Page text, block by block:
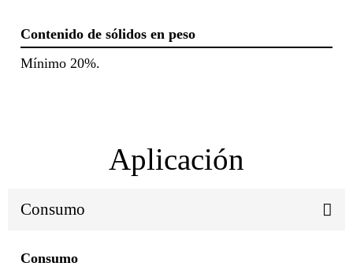
Contenido de sólidos en peso
Mínimo 20%.
Aplicación
Consumo
Consumo